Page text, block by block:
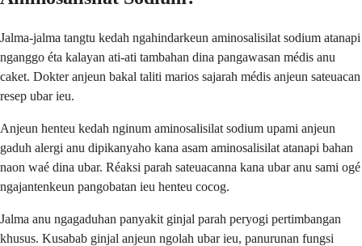
Jalma-jalma tangtu kedah ngahindarkeun aminosalisilat sodium atanapi
nganggo éta kalayan ati-ati tambahan dina pangawasan médis anu
caket. Dokter anjeun bakal taliti marios sajarah médis anjeun sateuacan
resep ubar ieu.
Anjeun henteu kedah nginum aminosalisilat sodium upami anjeun
gaduh alergi anu dipikanyaho kana asam aminosalisilat atanapi bahan
naon waé dina ubar. Réaksi parah sateuacanna kana ubar anu sami ogé
ngajantenkeun pangobatan ieu henteu cocog.
Jalma anu ngagaduhan panyakit ginjal parah peryogi pertimbangan
khusus. Kusabab ginjal anjeun ngolah ubar ieu, panurunan fungsi